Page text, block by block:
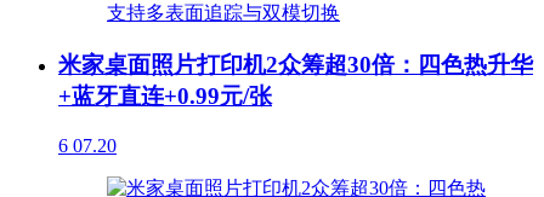
米家桌面照片打印机2众筹超30倍：四色热升华
+蓝牙直连+0.99元/张
6 07.20